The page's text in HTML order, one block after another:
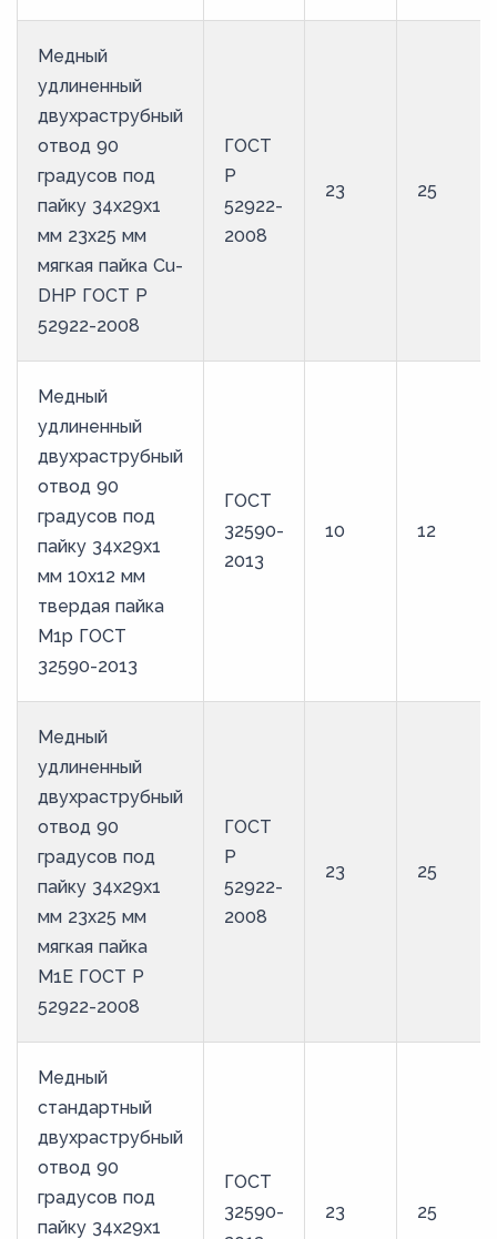
Медный
удлиненный
двухраструбный
отвод 90
градусов под
пайку 34х29х1
мм 23х25 мм
мягкая пайка Cu-
DHP ГОСТ Р
52922-2008
ГОСТ
Р
52922-
2008
23 25
Медный
удлиненный
двухраструбный
отвод 90
градусов под
пайку 34х29х1
мм 10х12 мм
твердая пайка
М1р ГОСТ
32590-2013
ГОСТ
32590-
2013
10 12
Медный
удлиненный
двухраструбный
отвод 90
градусов под
пайку 34х29х1
мм 23х25 мм
мягкая пайка
М1Е ГОСТ Р
52922-2008
ГОСТ
Р
52922-
2008
23 25
Медный
стандартный
двухраструбный
отвод 90
градусов под
пайку 34х29х1
ГОСТ
32590-
23 25